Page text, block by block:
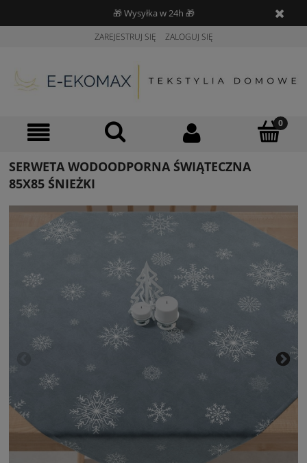
🎁 Wysyłka w 24h 🎁
ZAREJESTRUJ SIĘ ZALOGUJ SIĘ
SERWETA WODOODPORNA ŚWIĄTECZNA
85X85 ŚNIEŻKI